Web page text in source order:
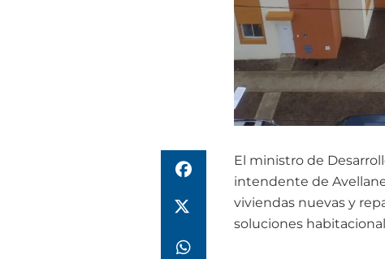
El ministro de
intendente de
viviendas nuevas y
soluciones